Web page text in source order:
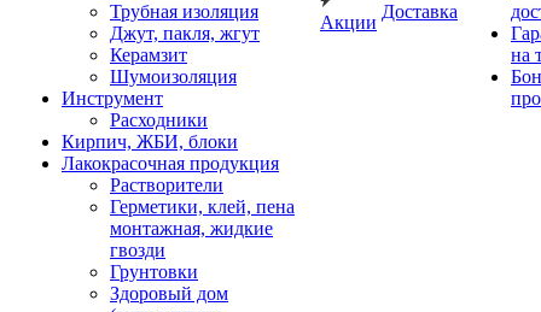
Трубная изоляция
Джут, пакля, жгут
Керамзит
Шумоизоляция
Инструмент
Расходники
Кирпич, ЖБИ, блоки
Лакокрасочная продукция
Растворители
Герметики, клей, пена
монтажная, жидкие
гвозди
Грунтовки
Здоровый дом
Акции
Доставка
на